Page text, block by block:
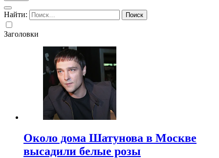
Найти:
Заголовки
Около дома Шатунова в Москве
высадили белые розы